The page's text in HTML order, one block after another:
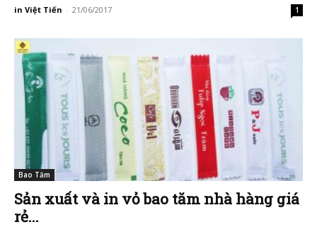
in Việt Tiến - 21/06/2017 1
Bao Tăm
Sản xuất và in vỏ bao tăm nhà hàng giá
rẻ...